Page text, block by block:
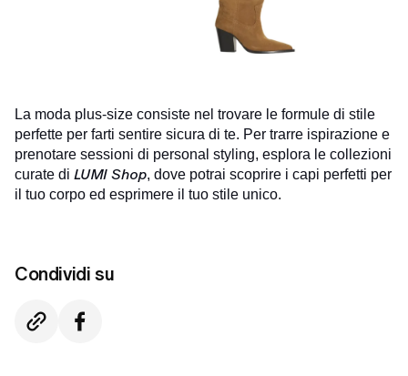
La moda plus-size consiste nel trovare le formule di stile
perfette per farti sentire sicura di te. Per trarre ispirazione e
prenotare sessioni di personal styling, esplora le collezioni
curate di LUMI Shop, dove potrai scoprire i capi perfetti per
il tuo corpo ed esprimere il tuo stile unico.
Condividi su